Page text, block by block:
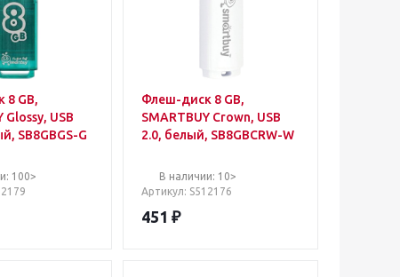
8 GB,
Glossy, USB
SB8GBGS-G
100>
Флеш-диск 8 GB,
SMARTBUY Crown, USB
2.0, белый, SB8GBCRW-W
В наличии: 10>
Артикул: S512176
451 ₽